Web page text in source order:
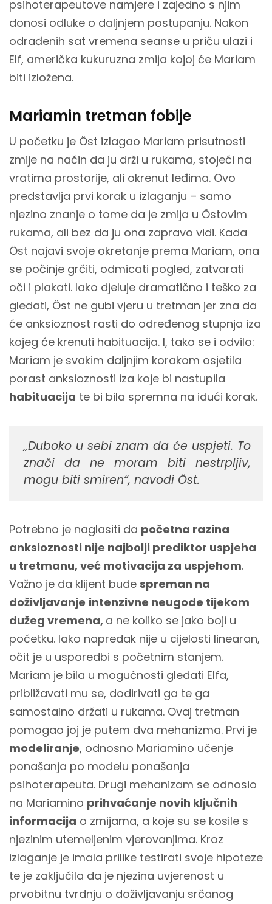
psihoterapeutove namjere i zajedno s njim
donosi odluke o daljnjem postupanju. Nakon
odrađenih sat vremena seanse u priču ulazi i
Elf, američka kukuruzna zmija kojoj će Mariam
biti izložena.
Mariamin tretman fobije
U početku je Öst izlagao Mariam prisutnosti
zmije na način da ju drži u rukama, stojeći na
vratima prostorije, ali okrenut leđima. Ovo
predstavlja prvi korak u izlaganju – samo
njezino znanje o tome da je zmija u Östovim
rukama, ali bez da ju ona zapravo vidi. Kada
Öst najavi svoje okretanje prema Mariam, ona
se počinje grčiti, odmicati pogled, zatvarati
oči i plakati. Iako djeluje dramatično i teško za
gledati, Öst ne gubi vjeru u tretman jer zna da
će anksioznost rasti do određenog stupnja iza
kojeg će krenuti habituacija. I, tako se i odvilo:
Mariam je svakim daljnjim korakom osjetila
porast anksioznosti iza koje bi nastupila
habituacija te bi bila spremna na idući korak.
„Duboko u sebi znam da će uspjeti. To
znači da ne moram biti nestrpljiv,
mogu biti smiren“, navodi Öst.
Potrebno je naglasiti da početna razina
anksioznosti nije najbolji prediktor uspjeha
u tretmanu, već motivacija za uspjehom.
Važno je da klijent bude spreman na
doživljavanje intenzivne neugode tijekom
dužeg vremena, a ne koliko se jako boji u
početku. Iako napredak nije u cijelosti linearan,
očit je u usporedbi s početnim stanjem.
Mariam je bila u mogućnosti gledati Elfa,
približavati mu se, dodirivati ga te ga
samostalno držati u rukama. Ovaj tretman
pomogao joj je putem dva mehanizma. Prvi je
modeliranje, odnosno Mariamino učenje
ponašanja po modelu ponašanja
psihoterapeuta. Drugi mehanizam se odnosio
na Mariamino prihvaćanje novih ključnih
informacija o zmijama, a koje su se kosile s
njezinim utemeljenim vjerovanjima. Kroz
izlaganje je imala prilike testirati svoje hipoteze
te je zaključila da je njezina uvjerenost u
prvobitnu tvrdnju o doživljavanju srčanog